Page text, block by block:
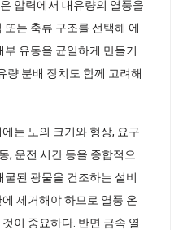
압력에서 대유량의 열풍을
는 축류 구조를 선택해 에
유동을 균일하게 만들기
량 분배 장치도 함께 고려해
는 노의 크기와 형상, 요구
, 운전 시간 등을 종합적으
굴된 광물을 건조하는 설비
제거해야 하므로 열풍 온
이 중요하다. 반면 금속 열